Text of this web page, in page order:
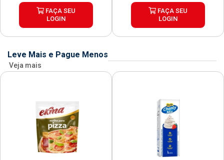
FAÇA SEU
LOGIN
FAÇA SEU
LOGIN
Leve Mais e Pague Menos
Veja mais